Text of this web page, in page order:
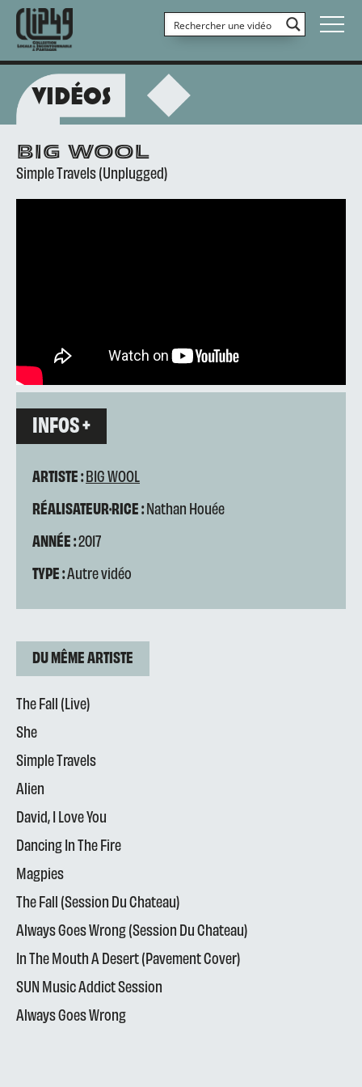
VIDÉOS
BIG WOOL
Simple Travels (Unplugged)
INFOS +
ARTISTE :BIG WOOL
RÉALISATEUR·RICE :Nathan Houée
ANNÉE :2017
TYPE :Autre vidéo
DU MÊME ARTISTE
The Fall (Live)
She
Simple Travels
Alien
David, I Love You
Dancing In The Fire
Magpies
The Fall (Session Du Chateau)
Always Goes Wrong (Session Du Chateau)
In The Mouth A Desert (Pavement Cover)
SUN Music Addict Session
Always Goes Wrong